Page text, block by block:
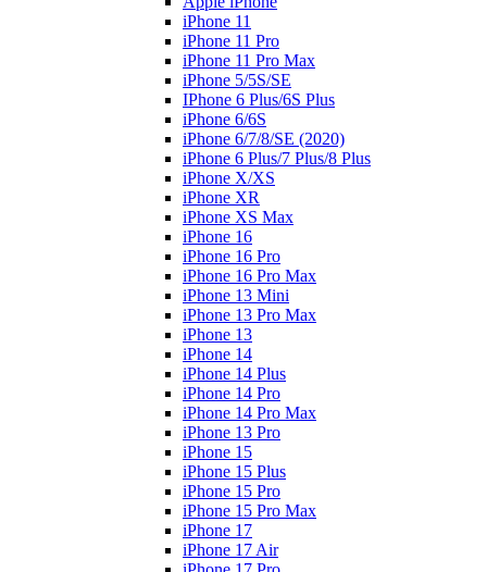
iPhone 11
iPhone 11 Pro
iPhone 11 Pro Max
iPhone 5/5S/SE
IPhone 6 Plus/6S Plus
iPhone 6/6S
iPhone 6/7/8/SE (2020)
iPhone 6 Plus/7 Plus/8 Plus
iPhone X/XS
iPhone XR
iPhone XS Max
iPhone 16
iPhone 16 Pro
iPhone 16 Pro Max
iPhone 13 Mini
iPhone 13 Pro Max
iPhone 13
iPhone 14
iPhone 14 Plus
iPhone 14 Pro
iPhone 14 Pro Max
iPhone 13 Pro
iPhone 15
iPhone 15 Plus
iPhone 15 Pro
iPhone 15 Pro Max
iPhone 17
iPhone 17 Air